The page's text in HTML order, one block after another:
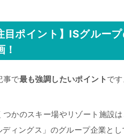
目ポイント】ISグルー
事で最も強調したいポイント です
かのスキー場やリゾート施設は
ィングス」のグループ企業とし